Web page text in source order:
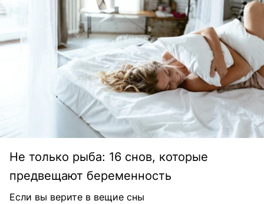
Не только рыба: 16 снов, которые
предвещают беременность
Если вы верите в вещие сны